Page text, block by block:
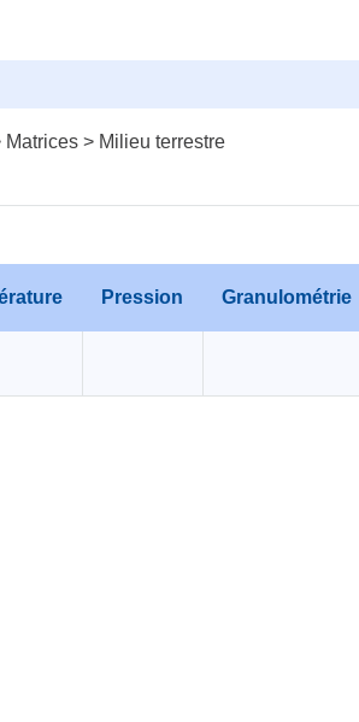
> Milieu terrestre
Pression Granulométrie